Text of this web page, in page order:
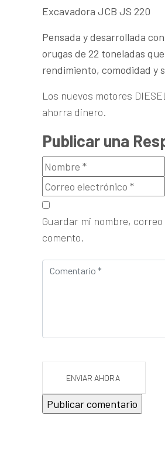
Excavadora JCB JS 220
Pensada y desarrollada
orugas de 22 toneladas
rendimiento, comodidad y
Los nuevos motores
ahorra dinero.
Publicar una
Guardar mi nombre,
comento.
ENVIAR AHORA